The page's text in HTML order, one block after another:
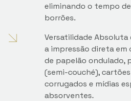
eliminando o tempo
borrões.
Versatilidade Absoluta
a impressão direta
de papelão ondulado,
(semi-couché),
corrugados e mídias
absorventes.